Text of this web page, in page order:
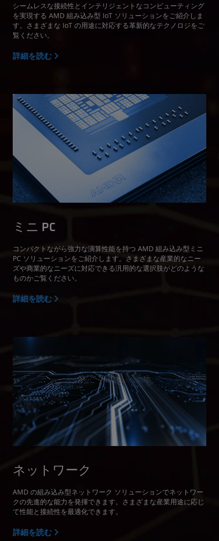
シームレスな接続性とインテリジェントなコンピューティング
を実現する AMD 組み込み型 IoT ソリューションをご紹介しま
す。さまざまな IoT の用途に対応する革新的なテクノロジをご
覧ください。
詳細を読む
ミニ PC
コンパクトながら強力な演算性能を持つ AMD 組み込み型ミニ
PC ソリューションをご紹介します。さまざまな産業的なニー
ズや商業的なニーズに対応できる汎用的な選択肢がどのような
ものかご覧ください。
詳細を読む
ネットワーク
AMD の組み込み型ネットワーク ソリューションでネットワー
クの先進的な能力を発揮できます。さまざまな産業用途に応じ
て性能と接続性を最適化できます。
詳細を読む